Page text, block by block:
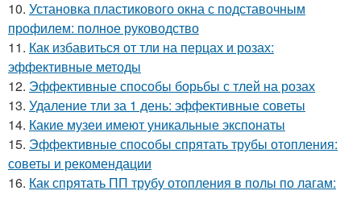
10. Установка пластикового окна с подставочным
профилем: полное руководство
11. Как избавиться от тли на перцах и розах:
эффективные методы
12. Эффективные способы борьбы с тлей на розах
13. Удаление тли за 1 день: эффективные советы
14. Какие музеи имеют уникальные экспонаты
15. Эффективные способы спрятать трубы отопления:
советы и рекомендации
16. Как спрятать ПП трубу отопления в полы по лагам: